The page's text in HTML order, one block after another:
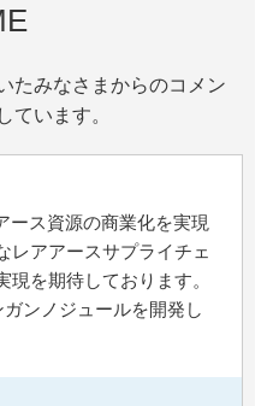
たみなさまからのコメン
ています。
ース資源の商業化を実現
レアアースサプライチェ
を期待しております。
ンノジュールを開発し